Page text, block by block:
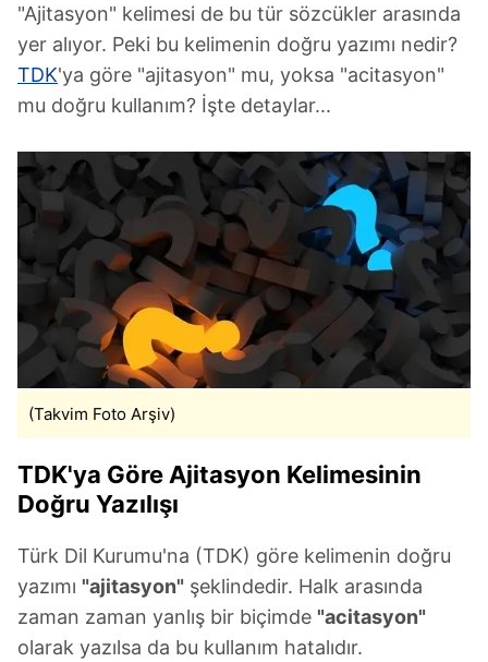
"Ajitasyon" kelimesi de bu tür sözcükler arasında
yer alıyor. Peki bu kelimenin doğru yazımı nedir?
TDK'ya göre "ajitasyon" mu, yoksa "acitasyon"
mu doğru kullanım? İşte detaylar...
(Takvim Foto Arşiv)
TDK'ya Göre Ajitasyon Kelimesinin
Doğru Yazılışı
Türk Dil Kurumu'na (TDK) göre kelimenin doğru
yazımı "ajitasyon" şeklindedir. Halk arasında
zaman zaman yanlış bir biçimde "acitasyon"
olarak yazılsa da bu kullanım hatalıdır.